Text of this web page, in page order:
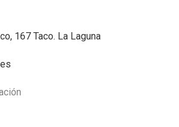
167 Taco. La Laguna